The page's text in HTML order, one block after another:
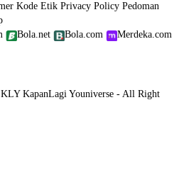
Kode Etik Privacy Policy Pedoman
Bola.net Bola.com
Merdeka.com
KapanLagi Youniverse - All Right